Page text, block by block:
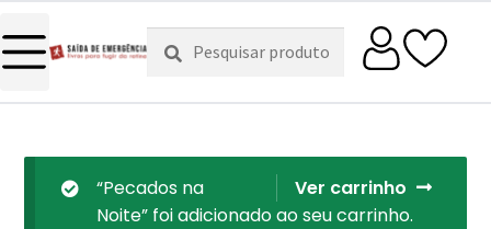
Pesquisar
por:
Pesquisa
Ver carrinho
“Pecados na
Noite” foi adicionado ao seu carrinho.